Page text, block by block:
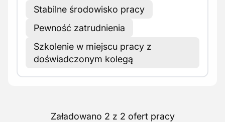
Stabilne środowisko pracy
Pewność zatrudnienia
Szkolenie w miejscu pracy z
doświadczonym kolegą
Załadowano 2 z 2 ofert pracy